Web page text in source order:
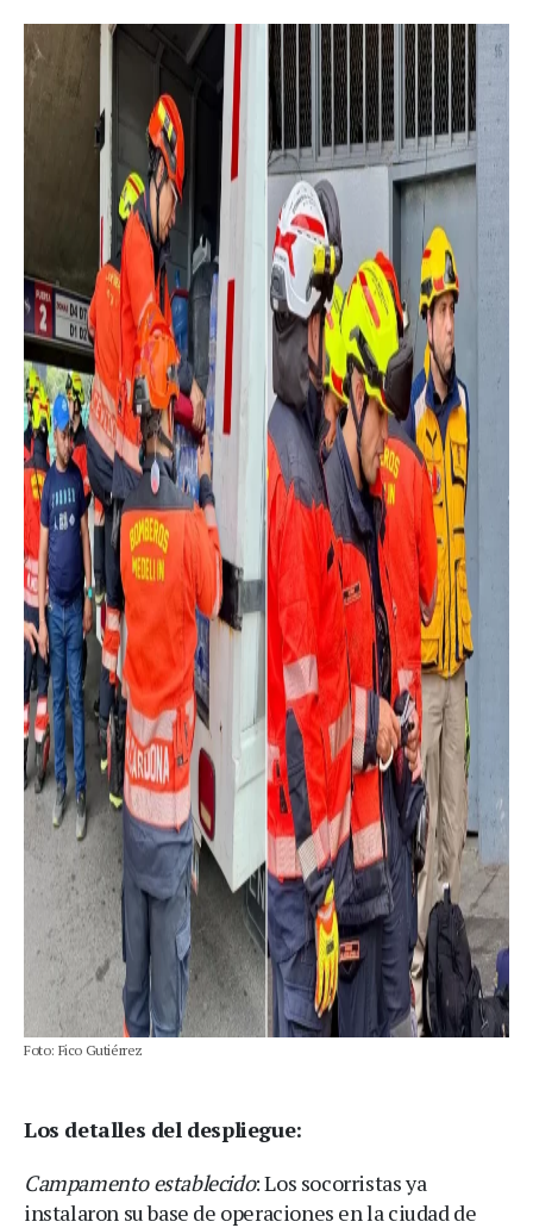
Foto: Fico Gutiérrez
Los detalles del despliegue:
Campamento establecido: Los socorristas ya
instalaron su base de operaciones en la ciudad de